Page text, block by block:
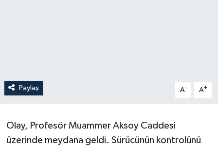
Paylaş A- A+
Olay, Profesör Muammer Aksoy Caddesi
üzerinde meydana geldi. Sürücünün kontrolünü